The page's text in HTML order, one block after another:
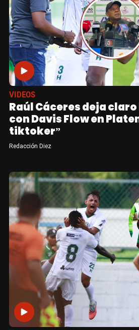
VIDEOS
Raúl Cáceres deja
con Davis Flow en
tiktoker”
Redacción Diez